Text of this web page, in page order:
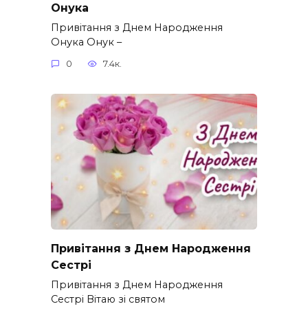
Онука
Привітання з Днем Народження
Онука Онук –
0 7.4к.
Привітання з Днем Народження
Сестрі
Привітання з Днем Народження
Сестрі Вітаю зі святом